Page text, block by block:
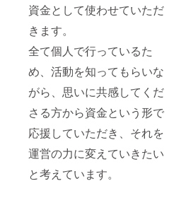
資金として使わせていただ
きます。
全て個人で行っているた
め、活動を知ってもらいな
がら、思いに共感してくだ
さる方から資金という形で
応援していただき、それを
運営の力に変えていきたい
と考えています。